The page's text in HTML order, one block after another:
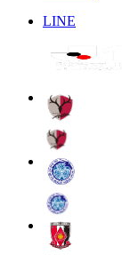
LINE